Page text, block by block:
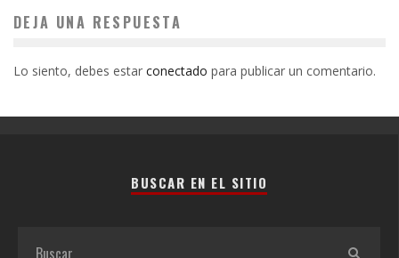
DEJA UNA RESPUESTA
Lo siento, debes estar conectado para publicar un comentario.
BUSCAR EN EL SITIO